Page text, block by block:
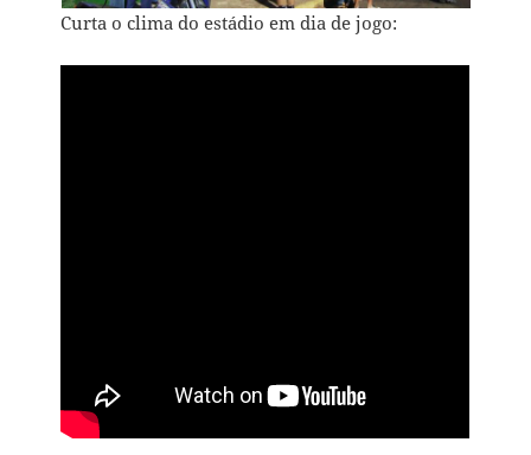
Curta o clima do estádio em dia de jogo: